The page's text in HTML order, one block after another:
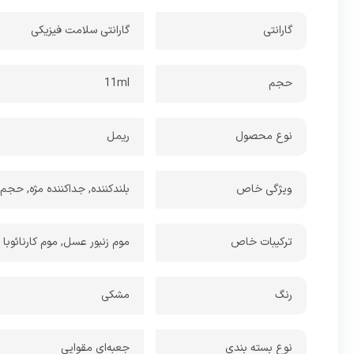
گارانتی گارانتی سلامت فیزیکی
حجم 11ml
نوع محصول ریمل
ویژگی خاص بلندکننده, جداکننده مژه,
ترکیبات خاص موم زنبور عسل, موم کارنائوبا
رنگ مشکی
نوع بسته بندی جعبه‌ای مقوایی